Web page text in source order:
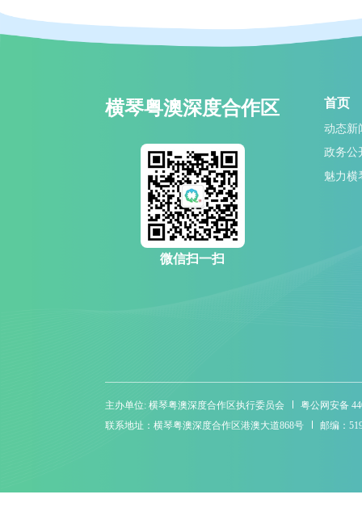
横琴粤澳深度合作区
微信扫一扫
首页
动态新
政务公
魅力横
主办单位: 横琴粤澳深度合作区执行委员会
粤公网安备
联系地址：横琴粤澳深度合作区港澳大道868号
邮编：